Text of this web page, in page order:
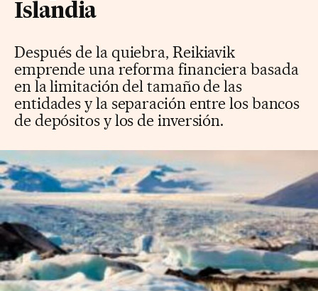
Islandia
Después de la quiebra, Reikiavik
emprende una reforma financiera basada
en la limitación del tamaño de las
entidades y la separación entre los bancos
de depósitos y los de inversión.